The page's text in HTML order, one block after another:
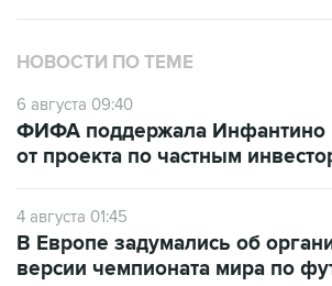
НОВОСТИ ПО ТЕМЕ
6 августа 09:40
ФИФА поддержала Инфантино
от проекта по частным
4 августа 01:45
В Европе задумались об
версии чемпионата мира по